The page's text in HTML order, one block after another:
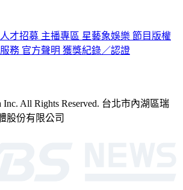
人才招募 主播專區 星藝象娛樂 節目版權
務 官方聲明 獲獎紀錄／認證
All Rights Reserved. 台北市內湖區瑞
股份有限公司